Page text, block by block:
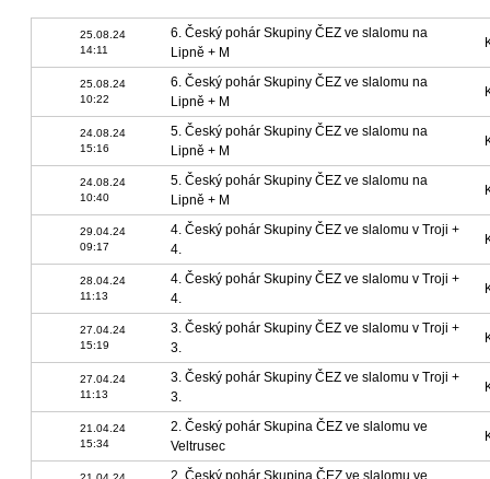
25.08.24
14:11
6. Český pohár Skupiny ČEZ ve slalomu na
Lipně + M
25.08.24
10:22
6. Český pohár Skupiny ČEZ ve slalomu na
Lipně + M
24.08.24
15:16
5. Český pohár Skupiny ČEZ ve slalomu na
Lipně + M
24.08.24
10:40
5. Český pohár Skupiny ČEZ ve slalomu na
Lipně + M
29.04.24
09:17
4. Český pohár Skupiny ČEZ ve slalomu v Troji +
4.
28.04.24
11:13
4. Český pohár Skupiny ČEZ ve slalomu v Troji +
4.
27.04.24
15:19
3. Český pohár Skupiny ČEZ ve slalomu v Troji +
3.
27.04.24
11:13
3. Český pohár Skupiny ČEZ ve slalomu v Troji +
3.
21.04.24
15:34
2. Český pohár Skupina ČEZ ve slalomu ve
Veltrusec
2. Český pohár Skupina ČEZ ve slalomu ve